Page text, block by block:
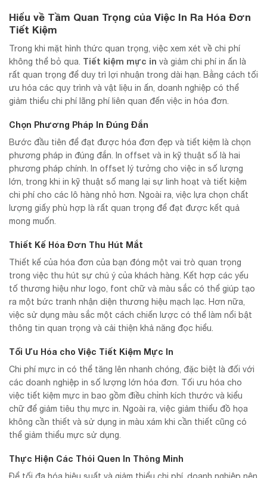
Hiểu về Tầm Quan Trọng của Việc In Ra Hóa Đơn
Tiết Kiệm
Trong khi mặt hình thức quan trọng, việc xem xét về chi phí
không thể bỏ qua. Tiết kiệm mực in và giảm chi phí in ấn là
rất quan trọng để duy trì lợi nhuận trong dài hạn. Bằng cách tối
ưu hóa các quy trình và vật liệu in ấn, doanh nghiệp có thể
giảm thiểu chi phí lãng phí liên quan đến việc in hóa đơn.
Chọn Phương Pháp In Đúng Đắn
Bước đầu tiên để đạt được hóa đơn đẹp và tiết kiệm là chọn
phương pháp in đúng đắn. In offset và in kỹ thuật số là hai
phương pháp chính. In offset lý tưởng cho việc in số lượng
lớn, trong khi in kỹ thuật số mang lại sự linh hoạt và tiết kiệm
chi phí cho các lô hàng nhỏ hơn. Ngoài ra, việc lựa chọn chất
lượng giấy phù hợp là rất quan trọng để đạt được kết quả
mong muốn.
Thiết Kế Hóa Đơn Thu Hút Mắt
Thiết kế của hóa đơn của bạn đóng một vai trò quan trọng
trong việc thu hút sự chú ý của khách hàng. Kết hợp các yếu
tố thương hiệu như logo, font chữ và màu sắc có thể giúp tạo
ra một bức tranh nhận diện thương hiệu mạch lạc. Hơn nữa,
việc sử dụng màu sắc một cách chiến lược có thể làm nổi bật
thông tin quan trọng và cải thiện khả năng đọc hiểu.
Tối Ưu Hóa cho Việc Tiết Kiệm Mực In
Chi phí mực in có thể tăng lên nhanh chóng, đặc biệt là đối với
các doanh nghiệp in số lượng lớn hóa đơn. Tối ưu hóa cho
việc tiết kiệm mực in bao gồm điều chỉnh kích thước và kiểu
chữ để giảm tiêu thụ mực in. Ngoài ra, việc giảm thiểu đồ họa
không cần thiết và sử dụng in màu xám khi cần thiết cũng có
thể giảm thiểu mực sử dụng.
Thực Hiện Các Thói Quen In Thông Minh